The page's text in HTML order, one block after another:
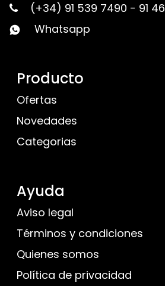
(+34) 91 539 7490 - 91
Whatsapp
Producto
Ofertas
Novedades
Categorias
Ayuda
Aviso legal
Términos y condiciones
Quienes somos
Política de privacidad